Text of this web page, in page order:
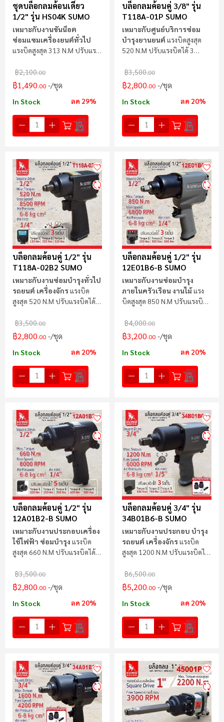
ชุดบล็อกลมค้อนเดี่ยว
1/2" รุ่น HS04K SUMO
เหมาะกับงานขันน็อต
ซ่อมแซมเครื่องยนต์ทั่วไป
แรงบิดสูงสุด 313 N.m ปรับแรง
฿2,100.00
฿1,490.00 /ชุด
In Stock ลด 29%
บล็อกลมค้อนคู่ 3/8" รุ่น
T118A-01P SUMO
เหมาะกับศูนย์บริการซ่อม
บำรุงยานยนต์แรงบิดสูงสุด
520 N.m ปรับแรงบิดได้ 3
฿3,500.00
฿2,800.00 /ชุด
In Stock ลด 20%
บล็อกลมค้อนคู่ 1/2" รุ่น
T118A-02B2 SUMO
เหมาะกับงานซ่อมบำรุงทั่วไป
รถยนต์ เครื่องจักรแรงบิด
สูงสุด 520 N.m ปรับแรงบิดได้ 3
฿3,500.00
฿2,800.00 /ชุด
In Stock ลด 20%
บล็อกลมค้อนคู่ 1/2" รุ่น
12E01B6-B SUMO
เหมาะกับงานซ่อมบำรุง
ภายในครัวเรือน งานไม้แรง
บิดสูงสุด 850 N.m ปรับแรงบิด
฿4,000.00
฿3,200.00 /ชุด
In Stock ลด 20%
บล็อกลมค้อนคู่ 1/2" รุ่น
12A01B2-B SUMO
เหมาะกับงานประกอบเครื่อง
ใช้ไฟฟ้า ซ่อมบำรุง แรงบิด
สูงสุด 660 N.m ปรับแรงบิดได้ 5
฿3,500.00
฿2,800.00 /ชุด
In Stock ลด 20%
บล็อกลมค้อนคู่ 3/4" รุ่น
34B01B6-B SUMO
เหมาะกับงานประกอบ บำรุง
รถยนต์ เครื่องจักรแรงบิด
สูงสุด 1200 N.m ปรับแรงบิดได้
฿6,500.00
฿5,200.00 /ชุด
In Stock ลด 20%